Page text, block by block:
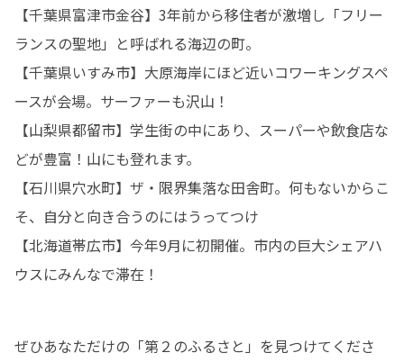
【千葉県富津市金谷】3年前から移住者が激増し「フリー
ランスの聖地」と呼ばれる海辺の町。
【千葉県いすみ市】大原海岸にほど近いコワーキングスペ
ースが会場。サーファーも沢山！
【山梨県都留市】学生街の中にあり、スーパーや飲食店な
どが豊富！山にも登れます。
【石川県穴水町】ザ・限界集落な田舎町。何もないからこ
そ、自分と向き合うのにはうってつけ
【北海道帯広市】今年9月に初開催。市内の巨大シェアハ
ウスにみんなで滞在！
ぜひあなただけの「第２のふるさと」を見つけてくださ